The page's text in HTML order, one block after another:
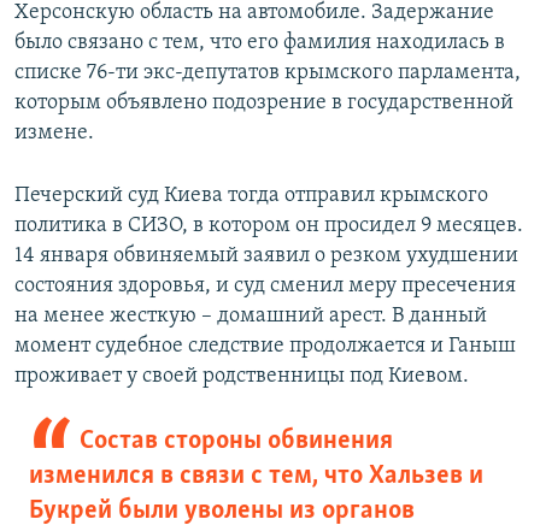
Херсонскую область на автомобиле. Задержание
было связано с тем, что его фамилия находилась в
списке 76-ти экс-депутатов крымского парламента,
которым объявлено подозрение в государственной
измене.
Печерский суд Киева тогда отправил крымского
политика в СИЗО, в котором он просидел 9 месяцев.
14 января обвиняемый заявил о резком ухудшении
состояния здоровья, и суд сменил меру пресечения
на менее жесткую – домашний арест. В данный
момент судебное следствие продолжается и Ганыш
проживает у своей родственницы под Киевом.
Состав стороны обвинения
изменился в связи с тем, что Хальзев и
Букрей были уволены из органов